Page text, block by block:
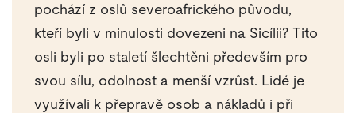
pochází z oslů severoafrického původu,
kteří byli v minulosti dovezeni na Sicílii? Tito
osli byli po staletí šlechtěni především pro
svou sílu, odolnost a menší vzrůst. Lidé je
využívali k přepravě osob a nákladů i při